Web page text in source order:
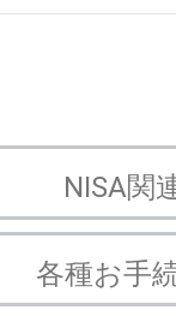
NISA関
各種お手